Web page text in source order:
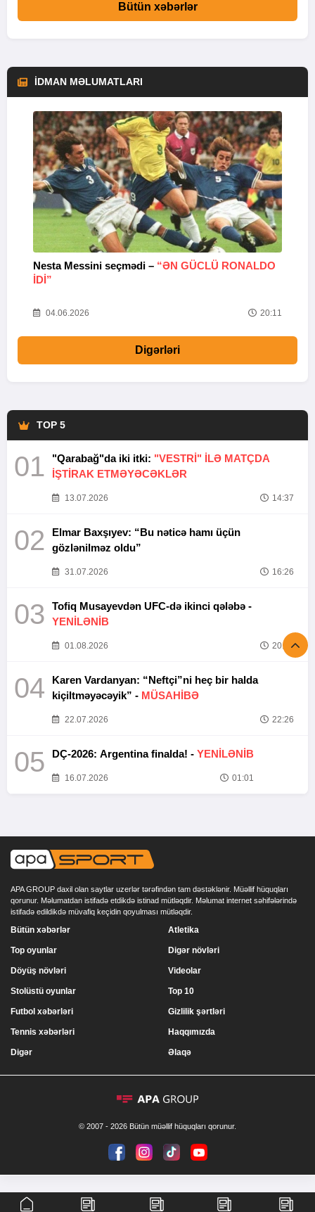
Bütün xəbərlər
İDMAN MƏLUMATLARI
Nesta Messini seçmədi – “ƏN GÜCLÜ RONALDO
IDI”
04.06.2026 20:11
Digərləri
TOP 5
01 "Qarabağ"da iki itki: "VESTRİ" İLƏ MATÇDA
İŞTİRAK ETMƏYƏCƏKLƏR
13.07.2026 14:37
02
Elmar Baxşıyev: “Bu nəticə hamı üçün
gözlənilməz oldu”
31.07.2026 16:26
03
Tofiq Musayevdən UFC-də ikinci qələbə -
YENİLƏNİB
01.08.2026 20:52
04
Karen Vardanyan: “Neftçi”ni heç bir halda
kiçiltməyəcəyik” - MÜSAHİBƏ
22.07.2026 22:26
05 DÇ-2026: Argentina finalda! - YENİLƏNİB
16.07.2026 01:01
APA GROUP daxil olan saytlar uzerlər tərəfindən tam dəstəklənir. Müəllif hüquqları
qorunur. Məlumatdan istifadə etdikdə istinad mütləqdir. Məlumat internet səhifələrində
istifadə edildikdə müvafiq keçidin qoyulması mütləqdir.
Bütün xəbərlər
Top oyunlar
Döyüş növləri
Stolüstü oyunlar
Atletika
Digər növləri
Videolar
Top 10
Futbol xəbərləri
Tennis xəbərləri
Digər
Gizlilik şərtləri
Haqqımızda
Əlaqə
© 2007 - 2026 Bütün müəllif hüquqları qorunur.